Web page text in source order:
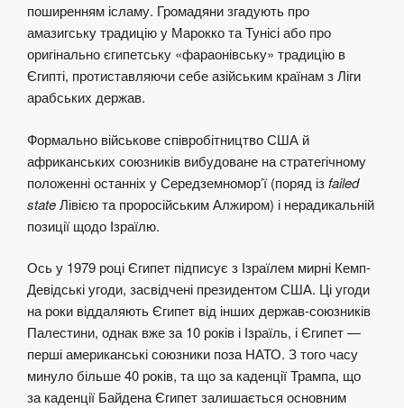
поширенням ісламу. Громадяни згадують про
амазигську традицію у Марокко та Тунісі або про
оригінально єгипетську «фараонівську» традицію в
Єгипті, протиставляючи себе азійським країнам з Ліги
арабських держав.
Формально військове співробітництво США й
африканських союзників вибудоване на стратегічному
положенні останніх у Середземномор’ї (поряд ізfailed
stateЛівією та проросійським Алжиром) і нерадикальній
позиції щодо Ізраїлю.
Ось у 1979 році Єгипет підписує з Ізраїлем мирні Кемп-
Девідські угоди, засвідчені президентом США. Ці угоди
на роки віддаляють Єгипет від інших держав-союзників
Палестини, однак вже за 10 років і Ізраїль, і Єгипет —
перші американські союзники поза НАТО. З того часу
минуло більше 40 років, та що за каденції Трампа, що
за каденції Байдена Єгипет залишається основним